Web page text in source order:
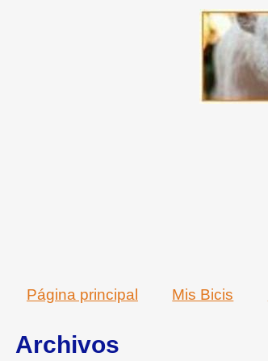
Página principal Mis Bicis
Archivos